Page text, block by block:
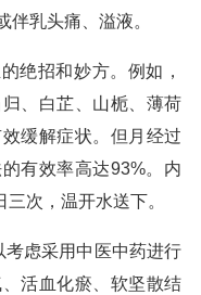
乳头痛、溢液。
绝招和妙方。例如，
、白芷、山栀、薄荷
缓解症状。但月经过
有效率高达93%。内
次，温开水送下。
虑采用中医中药进行
活血化瘀、软坚散结